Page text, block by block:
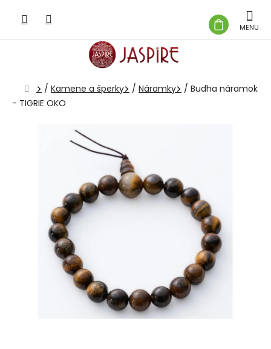
obsah
KOŠÍK
Domov
/ Kamene a šperky / Náramky / Budha náramok
- TIGRIE OKO